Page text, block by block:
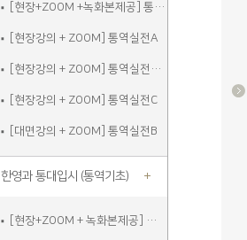
[현장+ZOOM +녹화본제공] 통역실전A
[현장강의 + ZOOM] 통역실전A
[현장강의 + ZOOM] 통역실전주말
[현장강의 + ZOOM] 통역실전C
[대면강의 + ZOOM] 통역실전B
한영과 통대입시 (통역기초)
[현장+ZOOM + 녹화본제공] 통역기초A